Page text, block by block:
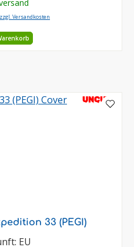
Versandkosten
UNCUT
33 (PEGI)
EU